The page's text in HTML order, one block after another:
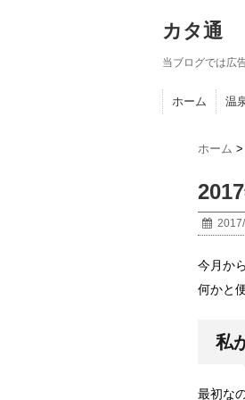
カタ通
当ブログでは広
ホーム 温
ホーム >
今月か
何かと
私
最初な